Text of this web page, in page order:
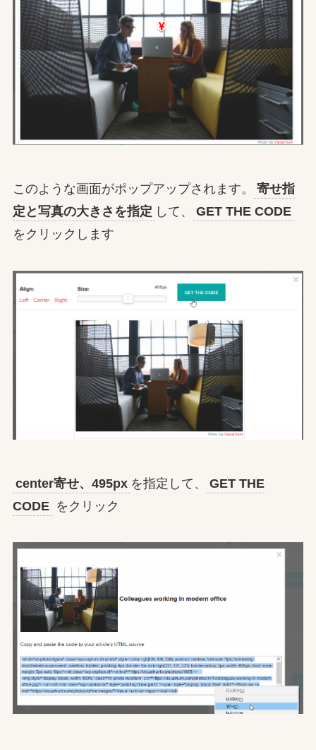
このような画面がポップアップされます。
寄せ指
定と写真の大きさを指定 して、
GET THE CODE
をクリックします
center寄せ、495px を指定して、
GET THE
CODE をクリック